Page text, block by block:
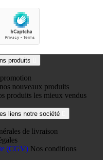
produits
nouveaux produits
produits les mieux vendus
liens notre société
de livraison
(CGV) Nos conditions